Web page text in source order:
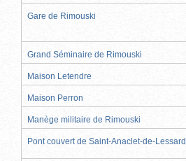
Gare de Rimouski
Grand Séminaire de Rimouski
Maison Letendre
Maison Perron
Manège militaire de Rimouski
Pont couvert de Saint-Anaclet-de-Lessard